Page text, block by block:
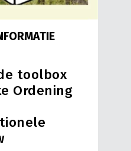
toolbox
Ordening